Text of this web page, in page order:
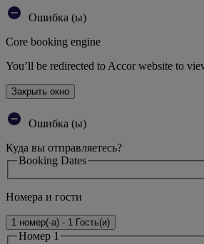
Ошибка (ы)
Core booking engine
You’ll be redirected to Accor website to
Закрыть окно
Ошибка (ы)
Куда вы отправляетесь?
Booking Dates
Номера и гости
1 номер(-а) - 1 Гость(и)
Номер 1